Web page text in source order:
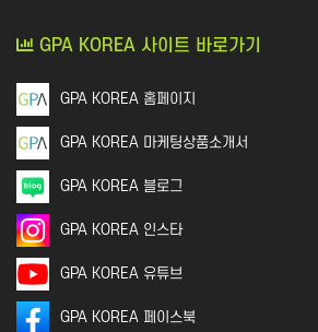
GPA KOREA 사이트 바로가기
GPA KOREA 홈페이지
GPA KOREA 마케팅상품소개서
GPA KOREA 블로그
GPA KOREA 인스타
GPA KOREA 유튜브
GPA KOREA 페이스북